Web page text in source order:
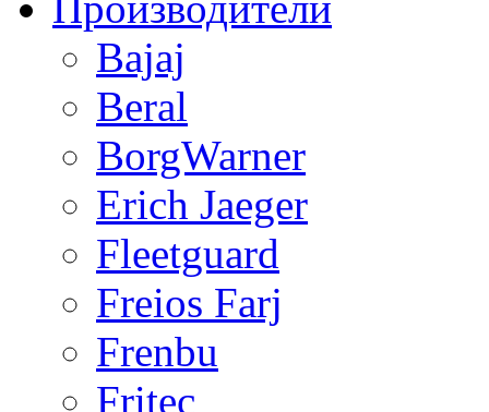
Bajaj
Beral
BorgWarner
Erich Jaeger
Fleetguard
Freios Farj
Frenbu
Fritec